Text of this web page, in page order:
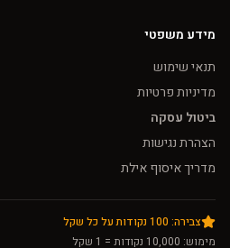
מידע משפטי
תנאי שימוש
מדיניות פרטיות
ביטול עסקה
הצהרת נגישות
מדריך איסוף אילת
צבירה: 100 נקודות על כל שקל
מימוש: 10,000 נקודות = 1 שקל